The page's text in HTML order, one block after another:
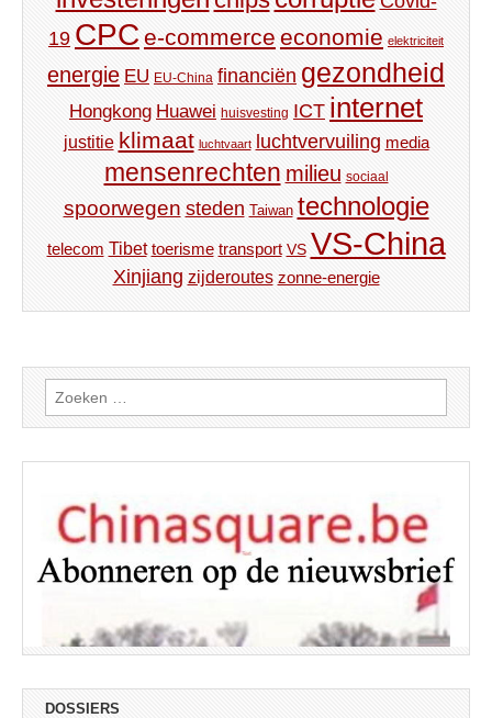
19 CPC e-commerce economie elektriciteit
energie EU EU-China financiën gezondheid
Hongkong Huawei huisvesting ICT internet
justitie klimaat luchtvaart luchtvervuiling media
mensenrechten milieu sociaal
spoorwegen steden Taiwan technologie
telecom Tibet toerisme transport VS VS-China
Xinjiang zijderoutes zonne-energie
Zoeken
naar:
DOSSIERS